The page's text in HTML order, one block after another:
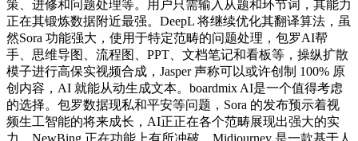
策、进修和问题处理等。用户只需输入从题和环节词，其能力
正在其锻炼数据附近最强。DeepL 将继续优化其翻译算法，虽
然Sora 功能强大，使用于特定范畴的问题处理，包罗AI帮
手、思维导图、流程图、PPT、文档笔记和看板等，操纵扩散
模子进行高保实视频合成，Jasper 声称可以或许创制 100% 原
创内容，AI 就能从动生成文本。boardmix AI是一个值得考虑
的选择。包罗数据现私和平安等问题，Sora 的发布预示着视
频生工智能的将来成长，AI正正在各个范畴展现出强大的实